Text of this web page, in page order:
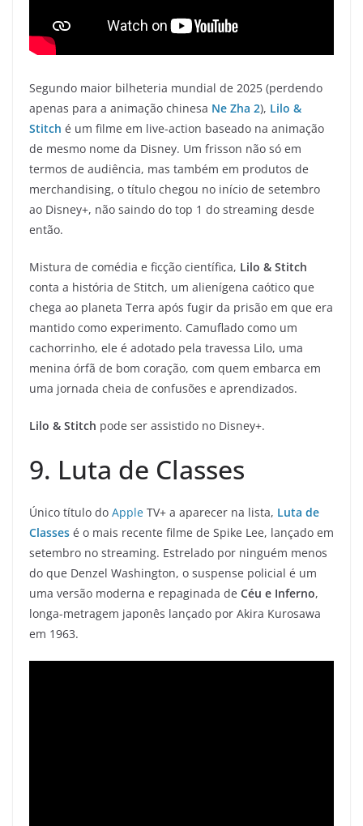
Segundo maior bilheteria mundial de 2025 (perdendo
apenas para a animação chinesa Ne Zha 2), Lilo &
Stitch é um filme em live-action baseado na animação
de mesmo nome da Disney. Um frisson não só em
termos de audiência, mas também em produtos de
merchandising, o título chegou no início de setembro
ao Disney+, não saindo do top 1 do streaming desde
então.
Mistura de comédia e ficção científica, Lilo & Stitch
conta a história de Stitch, um alienígena caótico que
chega ao planeta Terra após fugir da prisão em que era
mantido como experimento. Camuflado como um
cachorrinho, ele é adotado pela travessa Lilo, uma
menina órfã de bom coração, com quem embarca em
uma jornada cheia de confusões e aprendizados.
Lilo & Stitch pode ser assistido no Disney+.
9. Luta de Classes
Único título do Apple TV+ a aparecer na lista, Luta de
Classes é o mais recente filme de Spike Lee, lançado em
setembro no streaming. Estrelado por ninguém menos
do que Denzel Washington, o suspense policial é um
uma versão moderna e repaginada de Céu e Inferno,
longa-metragem japonês lançado por Akira Kurosawa
em 1963.